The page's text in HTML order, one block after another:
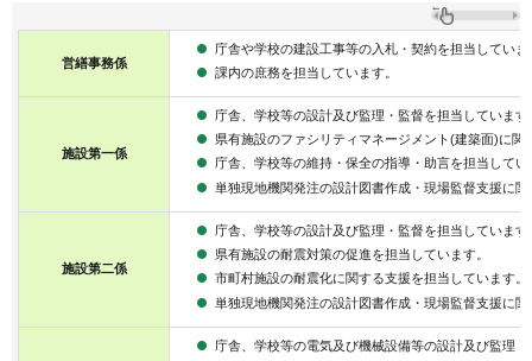
営繕事務係
庁舎や学校の建設工事等の入札・契約を担当していま
課内の庶務を担当しています。
施設第一係
庁舎、学校等の設計及び監理・監督を担当しています
県有施設のファシリティマネージメント(建築面)に関
庁舎、学校等の維持・保全の指導・助言を担当してい
単独現地機関発注の設計図書作成・現場監督支援に
施設第二係
庁舎、学校等の設計及び監理・監督を担当しています
県有施設の耐震対策の促進を担当しています。
市町村施設の耐震化に関する支援を担当しています。
単独現地機関発注の設計図書作成・現場監督支援に
庁舎、学校等の電気及び機械設備等の設計及び監理